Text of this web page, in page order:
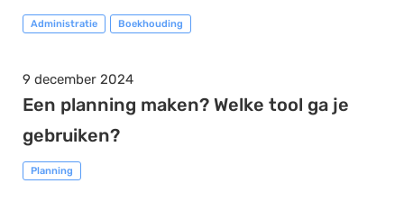
Administratie Boekhouding
9 december 2024
Een planning maken? Welke tool ga je
gebruiken?
Planning